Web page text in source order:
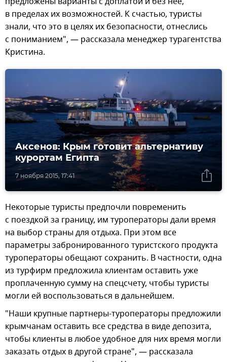
в пределах их возможностей. К счастью, туристы
знали, что это в целях их безопасности, отнеслись
с пониманием", — рассказала менеджер турагентства
Кристина.
7 ноября 2015, 17:41
Аксенов: Крым готовит альтернативу
курортам Египта
Некоторые туристы предпочли повременить
с поездкой за границу, им туроператоры дали время
на выбор страны для отдыха. При этом все
параметры забронированного туристского продукта
туроператоры обещают сохранить. В частности, одна
из турфирм предложила клиентам оставить уже
проплаченную сумму на спецсчету, чтобы туристы
могли ей воспользоваться в дальнейшем.
"Наши крупные партнеры-туроператоры предложили
крымчанам оставить все средства в виде депозита,
чтобы клиенты в любое удобное для них время могли
заказать отдых в другой стране", — рассказала